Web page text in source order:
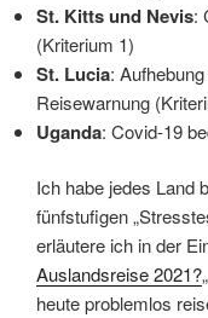
St. Kitts und Nevis:
(Kriterium 1)
St. Lucia:
Reisewarnung
Uganda: Covid-19
Ich habe jedes Land
fünfstufigen
erläutere ich in der
Auslandsreise 2021?
heute problemlos